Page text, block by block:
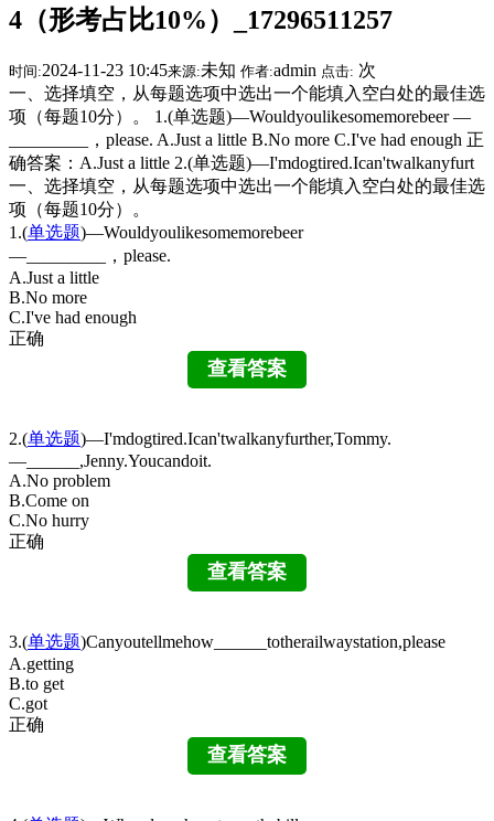
4（形考占比10%）_17296511257
时间:2024-11-23 10:45来源:未知 作者:admin 点击: 次
一、选择填空，从每题选项中选出一个能填入空白处的最佳选
项（每题10分）。 1.(单选题)—Wouldyoulikesomemorebeer —
_________，please. A.Just a little B.No more C.I've had enough 正
确答案：A.Just a little 2.(单选题)—I'mdogtired.Ican'twalkanyfurt
一、选择填空，从每题选项中选出一个能填入空白处的最佳选
项（每题10分）。
1.(单选题)—Wouldyoulikesomemorebeer
—_________，please.
A.Just a little
B.No more
C.I've had enough
正确
2.(单选题)—I'mdogtired.Ican'twalkanyfurther,Tommy.
—______,Jenny.Youcandoit.
A.No problem
B.Come on
C.No hurry
正确
3.(单选题)Canyoutellmehow______totherailwaystation,please
A.getting
B.to get
C.got
正确